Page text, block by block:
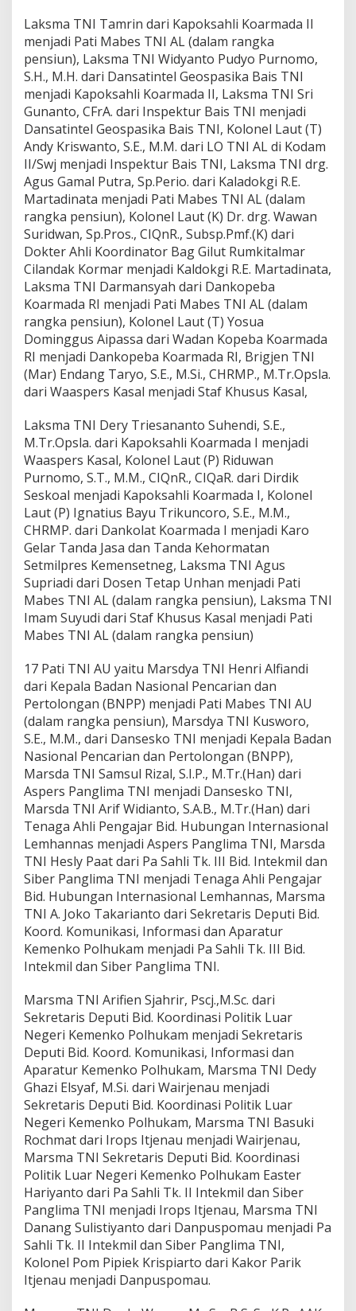
Laksma TNI Tamrin dari Kapoksahli Koarmada II
menjadi Pati Mabes TNI AL (dalam rangka
pensiun), Laksma TNI Widyanto Pudyo Purnomo,
S.H., M.H. dari Dansatintel Geospasika Bais TNI
menjadi Kapoksahli Koarmada II, Laksma TNI Sri
Gunanto, CFrA. dari Inspektur Bais TNI menjadi
Dansatintel Geospasika Bais TNI, Kolonel Laut (T)
Andy Kriswanto, S.E., M.M. dari LO TNI AL di Kodam
II/Swj menjadi Inspektur Bais TNI, Laksma TNI drg.
Agus Gamal Putra, Sp.Perio. dari Kaladokgi R.E.
Martadinata menjadi Pati Mabes TNI AL (dalam
rangka pensiun), Kolonel Laut (K) Dr. drg. Wawan
Suridwan, Sp.Pros., CIQnR., Subsp.Pmf.(K) dari
Dokter Ahli Koordinator Bag Gilut Rumkitalmar
Cilandak Kormar menjadi Kaldokgi R.E. Martadinata,
Laksma TNI Darmansyah dari Dankopeba
Koarmada RI menjadi Pati Mabes TNI AL (dalam
rangka pensiun), Kolonel Laut (T) Yosua
Dominggus Aipassa dari Wadan Kopeba Koarmada
RI menjadi Dankopeba Koarmada RI, Brigjen TNI
(Mar) Endang Taryo, S.E., M.Si., CHRMP., M.Tr.Opsla.
dari Waaspers Kasal menjadi Staf Khusus Kasal,
Laksma TNI Dery Triesananto Suhendi, S.E.,
M.Tr.Opsla. dari Kapoksahli Koarmada I menjadi
Waaspers Kasal, Kolonel Laut (P) Riduwan
Purnomo, S.T., M.M., CIQnR., CIQaR. dari Dirdik
Seskoal menjadi Kapoksahli Koarmada I, Kolonel
Laut (P) Ignatius Bayu Trikuncoro, S.E., M.M.,
CHRMP. dari Dankolat Koarmada I menjadi Karo
Gelar Tanda Jasa dan Tanda Kehormatan
Setmilpres Kemensetneg, Laksma TNI Agus
Supriadi dari Dosen Tetap Unhan menjadi Pati
Mabes TNI AL (dalam rangka pensiun), Laksma TNI
Imam Suyudi dari Staf Khusus Kasal menjadi Pati
Mabes TNI AL (dalam rangka pensiun)
17 Pati TNI AU yaitu Marsdya TNI Henri Alfiandi
dari Kepala Badan Nasional Pencarian dan
Pertolongan (BNPP) menjadi Pati Mabes TNI AU
(dalam rangka pensiun), Marsdya TNI Kusworo,
S.E., M.M., dari Dansesko TNI menjadi Kepala Badan
Nasional Pencarian dan Pertolongan (BNPP),
Marsda TNI Samsul Rizal, S.I.P., M.Tr.(Han) dari
Aspers Panglima TNI menjadi Dansesko TNI,
Marsda TNI Arif Widianto, S.A.B., M.Tr.(Han) dari
Tenaga Ahli Pengajar Bid. Hubungan Internasional
Lemhannas menjadi Aspers Panglima TNI, Marsda
TNI Hesly Paat dari Pa Sahli Tk. III Bid. Intekmil dan
Siber Panglima TNI menjadi Tenaga Ahli Pengajar
Bid. Hubungan Internasional Lemhannas, Marsma
TNI A. Joko Takarianto dari Sekretaris Deputi Bid.
Koord. Komunikasi, Informasi dan Aparatur
Kemenko Polhukam menjadi Pa Sahli Tk. III Bid.
Intekmil dan Siber Panglima TNI.
Marsma TNI Arifien Sjahrir, Pscj.,M.Sc. dari
Sekretaris Deputi Bid. Koordinasi Politik Luar
Negeri Kemenko Polhukam menjadi Sekretaris
Deputi Bid. Koord. Komunikasi, Informasi dan
Aparatur Kemenko Polhukam, Marsma TNI Dedy
Ghazi Elsyaf, M.Si. dari Wairjenau menjadi
Sekretaris Deputi Bid. Koordinasi Politik Luar
Negeri Kemenko Polhukam, Marsma TNI Basuki
Rochmat dari Irops Itjenau menjadi Wairjenau,
Marsma TNI Sekretaris Deputi Bid. Koordinasi
Politik Luar Negeri Kemenko Polhukam Easter
Hariyanto dari Pa Sahli Tk. II Intekmil dan Siber
Panglima TNI menjadi Irops Itjenau, Marsma TNI
Danang Sulistiyanto dari Danpuspomau menjadi Pa
Sahli Tk. II Intekmil dan Siber Panglima TNI,
Kolonel Pom Pipiek Krispiarto dari Kakor Parik
Itjenau menjadi Danpuspomau.